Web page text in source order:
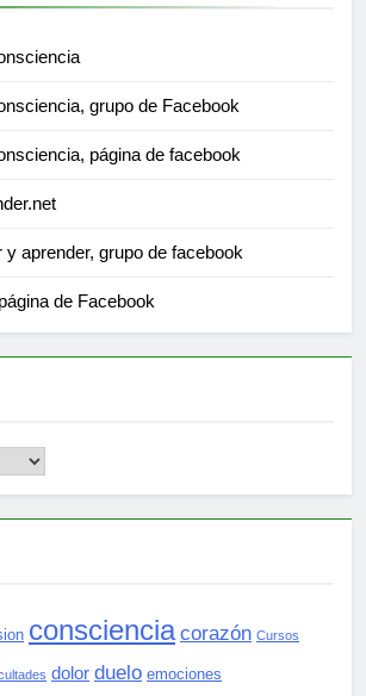
grupo de Facebook
página de facebook
aprender, grupo de facebook
de Facebook
consciencia corazón Cursos
dolor duelo emociones